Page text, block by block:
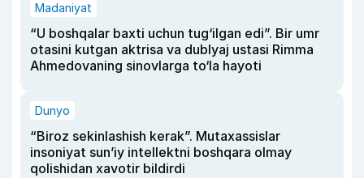
Madaniyat
“U boshqalar baxti uchun tug‘ilgan edi”. Bir umr
otasini kutgan aktrisa va dublyaj ustasi Rimma
Ahmedovaning sinovlarga to‘la hayoti
Dunyo
“Biroz sekinlashish kerak”. Mutaxassislar
insoniyat sun’iy intellektni boshqara olmay
qolishidan xavotir bildirdi